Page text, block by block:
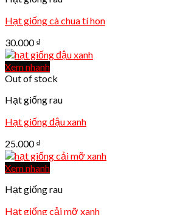
Hạt giống cà chua tí hon
30.000₫
Xem nhanh
Out of stock
Hạt giống rau
Hạt giống đậu xanh
25.000₫
Xem nhanh
Hạt giống rau
Hạt giống cải mỡ xanh